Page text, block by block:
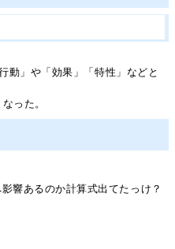
動」や「効果」「特性」などと
った。
響あるのか計算式出てたっけ？